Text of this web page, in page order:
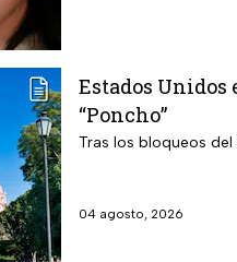
Estados
“Poncho”
Tras los bloqueos
04 agosto, 2026